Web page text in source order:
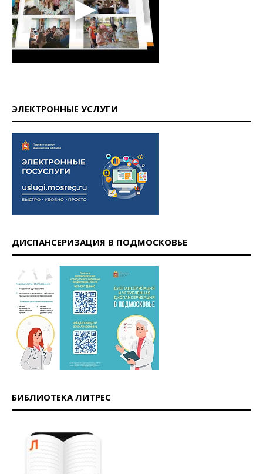
ЭЛЕКТРОННЫЕ УСЛУГИ
ДИСПАНСЕРИЗАЦИЯ В ПОДМОСКОВЬЕ
БИБЛИОТЕКА ЛИТРЕС